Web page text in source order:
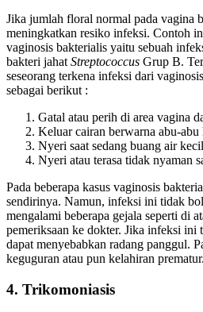
Jika jumlah floral normal pada vagina
meningkatkan resiko infeksi. Contoh
vaginosis bakterialis yaitu sebuah
bakteri jahat Streptococcus Grup B.
seseorang terkena infeksi dari
sebagai berikut :
Gatal atau perih di area vagina
Keluar cairan berwarna abu-abu
Nyeri saat sedang buang air kecil
Nyeri atau terasa tidak nyaman
Pada beberapa kasus vaginosis
sendirinya. Namun, infeksi ini tidak
mengalami beberapa gejala seperti di
pemeriksaan ke dokter. Jika infeksi ini
dapat menyebabkan radang panggul.
keguguran atau pun kelahiran prematur.
4. Trikomoniasis